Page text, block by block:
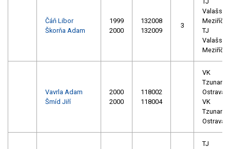
Čáň Libor
Škorňa Adam
1999
2000
132008
132009
3
Valašské
Meziříčí
TJ
Valašské
Meziříčí
Vavrla Adam
Šmíd Jiří
2000
2000
118002
118004
VK
Tzunami
Ostrava
VK
Tzunami
Ostrava
TJ